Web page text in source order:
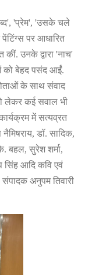
', 'प्रेम', 'उसके चले
पेंटिंग्स पर आधारित
उनके द्वारा 'नाच'
को बेहद पसंद आईं.
के साथ संवाद
लेकर कई सवाल भी
में सत्यव्रत
नैमिषराय, डॉ. सादिक,
बहल, सुरेश शर्मा,
सिंह आदि कवि एवं
अनुपम तिवारी